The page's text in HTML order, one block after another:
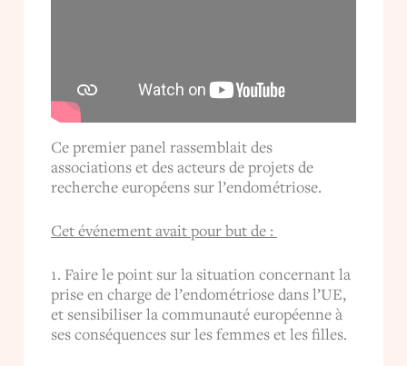
Ce premier panel rassemblait des
associations et des acteurs de projets de
recherche européens sur l’endométriose.
Cet événement avait pour but de :
1. Faire le point sur la situation concernant la
prise en charge de l’endométriose dans l’UE,
et sensibiliser la communauté européenne à
ses conséquences sur les femmes et les filles.